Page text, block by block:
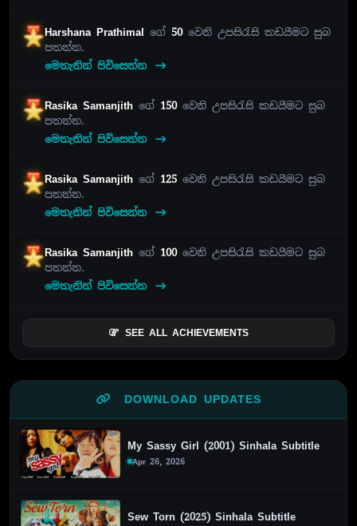
Harshana Prathimal ගේ 50වෙනි උපසිරැසි කඩයීමට සුබ
පතන්න.
මෙතැනින් පිවිසෙන්න
Rasika Samanjithගේ 150වෙනි උපසිරැසි කඩයීමට සුබ
පතන්න.
මෙතැනින් පිවිසෙන්න
Rasika Samanjithගේ 125 වෙනි උපසිරැසි කඩයීමට සුබ
පතන්න.
මෙතැනින් පිවිසෙන්න
Rasika Samanjithගේ 100වෙනි උපසිරැසි කඩයීමට සුබ
පතන්න.
මෙතැනින් පිවිසෙන්න
SEE ALL ACHIEVEMENTS
DOWNLOAD UPDATES
My Sassy Girl (2001) Sinhala Subtitle
Apr 26, 2026
Sew Torn (2025) Sinhala Subtitle